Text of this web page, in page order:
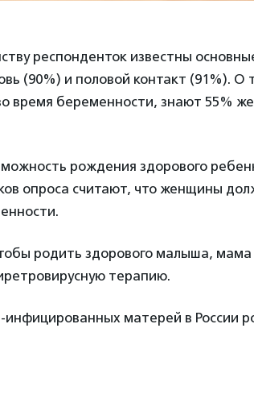
респонденток известны
(90%) и половой контакт (91%). О
время беременности, знают 55%
рождения здорового
опроса считают, что женщины
родить здорового малыша, мама
терапию.
матерей в России